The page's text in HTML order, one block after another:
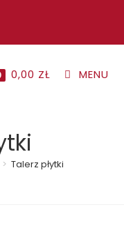
0,00 ZŁ MENU
> Talerz płytki